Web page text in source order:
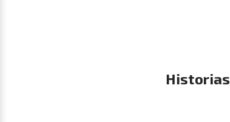
Historias